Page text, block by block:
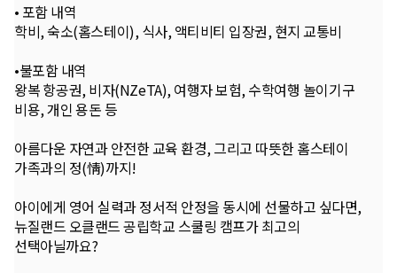
• 포함 내역
학비, 숙소(홈스테이), 식사, 액티비티 입장권, 현지 교통비
•불포함 내역
왕복 항공권, 비자(NZeTA), 여행자 보험, 수학여행 놀이기구
비용, 개인 용돈 등
아름다운 자연과 안전한 교육 환경, 그리고 따뜻한 홈스테이
가족과의 정(情)까지!
아이에게 영어 실력과 정서적 안정을 동시에 선물하고 싶다면,
뉴질랜드 오클랜드 공립학교 스쿨링 캠프가 최고의
선택아닐까요?